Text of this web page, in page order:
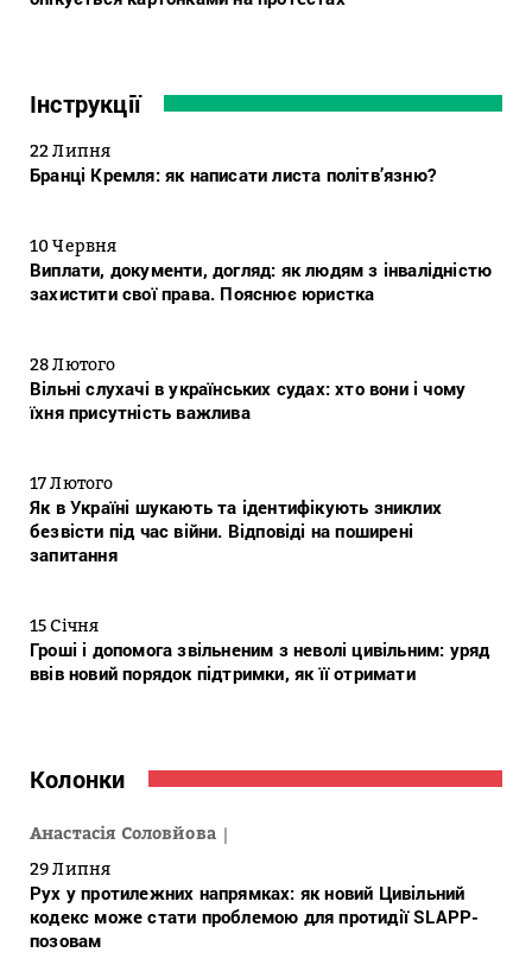
Інструкції
22 Липня
Бранці Кремля: як написати листа політв’язню?
10 Червня
Виплати, документи, догляд: як людям з інвалідністю
захистити свої права. Пояснює юристка
28 Лютого
Вільні слухачі в українських судах: хто вони і чому
їхня присутність важлива
17 Лютого
Як в Україні шукають та ідентифікують зниклих
безвісти під час війни. Відповіді на поширені
запитання
15 Січня
Гроші і допомога звільненим з неволі цивільним: уряд
ввів новий порядок підтримки, як її отримати
Колонки
Анастасія Соловйова
29 Липня
Рух у протилежних напрямках: як новий Цивільний
кодекс може стати проблемою для протидії SLAPP-
позовам